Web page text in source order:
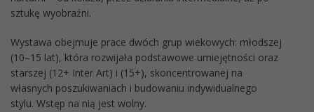
sztukę wyobraźni.
Wystawa obejmuje prace dwóch grup wiekowych: młodszej
(10–15 lat), która rozwijała podstawowe umiejętności oraz
starszej (12+ Inter Art) i (15+), skoncentrowanej na
własnych poszukiwaniach i budowaniu indywidualnego
stylu. Wstęp na nią jest wolny.